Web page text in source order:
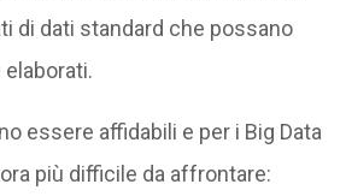
di dati standard che possano
essere affidabili e per i Big Data
più difficile da affrontare: